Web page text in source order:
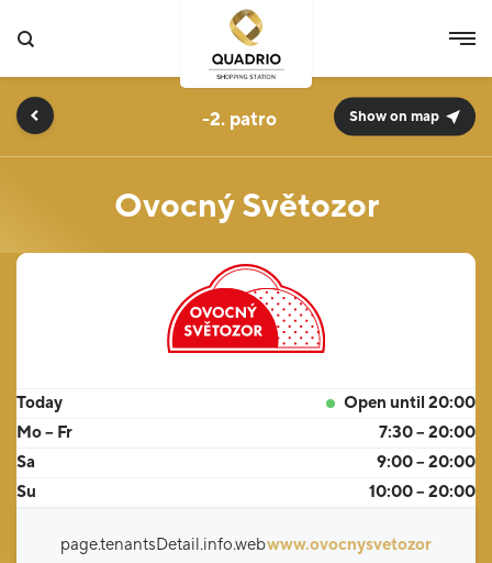
Ovocný Světozor
-2. Show on map
Today
Open until 20:00
Mo – Fr
7:30 – 20:00
Sa
9:00 – 20:00
Su
10:00 – 20:00
page.tenantsDetail.info.webwww.ovocnysvetozor